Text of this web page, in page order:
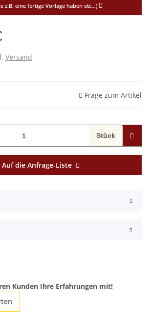
z.B. eine fertige Vorlage haben etc...)
Versand
Frage zum Artikel
Stück
Auf die Anfrage-Liste
Kunden Ihre Erfahrungen mit!